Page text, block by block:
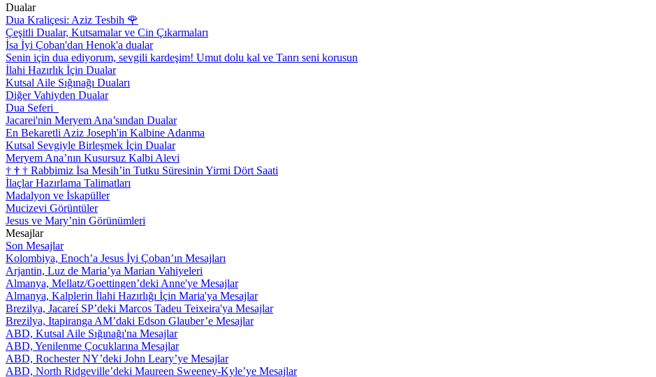
Dualar
Dua Kraliçesi: Aziz Tesbih 🌹
Çeşitli Dualar, Kutsamalar ve Cin Çıkarmaları
İsa İyi Çoban'dan Henok'a dualar
Senin için dua ediyorum, sevgili kardeşim! Umut dolu kal ve Tanrı seni korusun
İlahi Hazırlık İçin Dualar
Kutsal Aile Sığınağı Duaları
Diğer Vahiyden Dualar
Dua Seferi
Jacarei'nin Meryem Ana’sından Dualar
En Bekaretli Aziz Joseph'in Kalbine Adanma
Kutsal Sevgiyle Birleşmek İçin Dualar
Meryem Ana’nın Kusursuz Kalbi Alevi
† † † Rabbimiz İsa Mesih’in Tutku Süresinin Yirmi Dört Saati
İlaçlar Hazırlama Talimatları
Madalyon ve İskapüller
Mucizevi Görüntüler
Jesus ve Mary’nin Görünümleri
Mesajlar
Son Mesajlar
Kolombiya, Enoch’a Jesus İyi Çoban’ın Mesajları
Arjantin, Luz de Maria’ya Marian Vahiyeleri
Almanya, Mellatz/Goettingen’deki Anne'ye Mesajlar
Almanya, Kalplerin İlahi Hazırlığı İçin Maria'ya Mesajlar
Brezilya, Jacareí SP’deki Marcos Tadeu Teixeira'ya Mesajlar
Brezilya, Itapiranga AM’daki Edson Glauber’e Mesajlar
ABD, Kutsal Aile Sığınağı'na Mesajlar
ABD, Yenilenme Çocuklarına Mesajlar
ABD, Rochester NY’deki John Leary’ye Mesajlar
ABD, North Ridgeville’deki Maureen Sweeney-Kyle’ye Mesajlar